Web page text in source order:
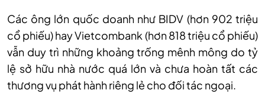
Các ông lớn quốc doanh như BIDV (hơn 902 triệu
cổ phiếu) hay Vietcombank (hơn 818 triệu cổ phiếu)
vẫn duy trì những khoảng trống mênh mông do tỷ
lệ sở hữu nhà nước quá lớn và chưa hoàn tất các
thương vụ phát hành riêng lẻ cho đối tác ngoại.